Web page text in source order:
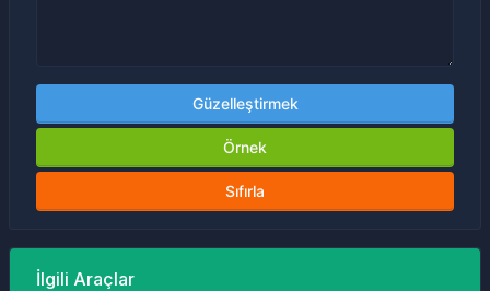
Güzelleştirmek
Örnek
Sıfırla
İlgili Araçlar